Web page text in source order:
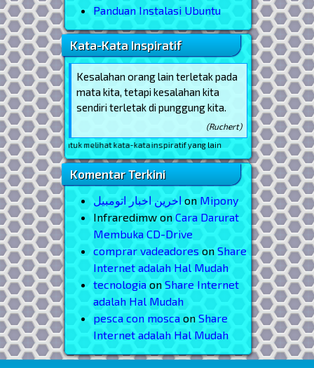
Panduan Instalasi Ubuntu
Kata-Kata Inspiratif
Kesalahan orang lain terletak pada
mata kita, tetapi kesalahan kita
sendiri terletak di punggung kita.
(Ruchert)
ini, untuk melihat kata-kata inspiratif yang lain
Komentar Terkini
اخرین اخبار اتومبیل on Mipony
Infraredimwon Cara Darurat
Membuka CD-Drive
comprar vadeadores on Share
Internet adalah Hal Mudah
tecnologiaon Share Internet
adalah Hal Mudah
pesca con moscaon Share
Internet adalah Hal Mudah